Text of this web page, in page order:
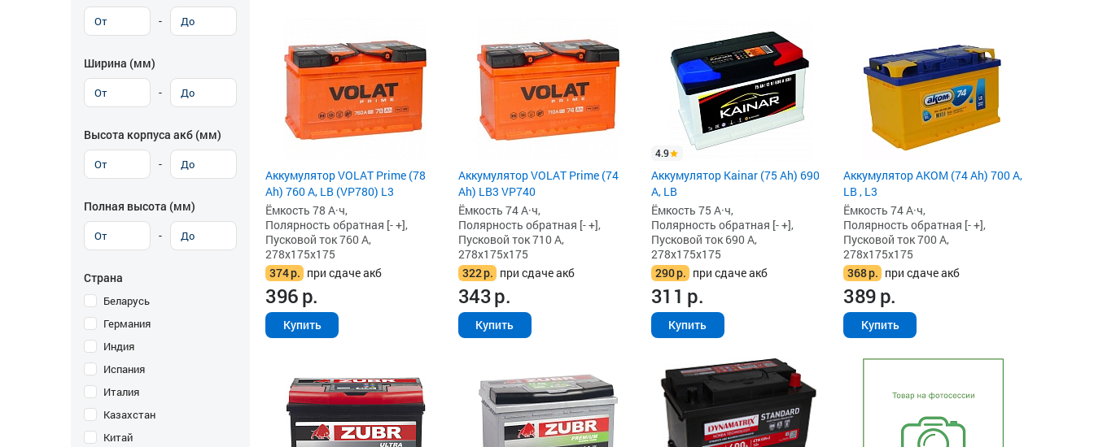
-
Ширина (мм)
-
Высота корпуса акб (мм)
-
Полная высота (мм)
-
Страна
Беларусь
Германия
Индия
Испания
Италия
Казахстан
Китай
Аккумулятор VOLAT Prime (78
Ah) 760 А, LB (VP780) L3
Ёмкость 78 А·ч,
Полярность обратная [- +],
Пусковой ток 760 А,
278x175x175
374р. при сдаче акб
396р.
Купить
Аккумулятор VOLAT Prime (74
Ah) LB3 VP740
Ёмкость 74 А·ч,
Полярность обратная [- +],
Пусковой ток 710 А,
278x175x175
322р. при сдаче акб
343р.
Купить
4.9
Аккумулятор Kainar (75 Ah) 690
А, LB
Ёмкость 75 А·ч,
Полярность обратная [- +],
Пусковой ток 690 А,
278x175x175
290р. при сдаче акб
311 р.
Купить
Аккумулятор AKOM (74 Ah) 700 А,
LB , L3
Ёмкость 74 А·ч,
Полярность обратная [- +],
Пусковой ток 700 А,
278x175x175
368р. при сдаче акб
389р.
Купить